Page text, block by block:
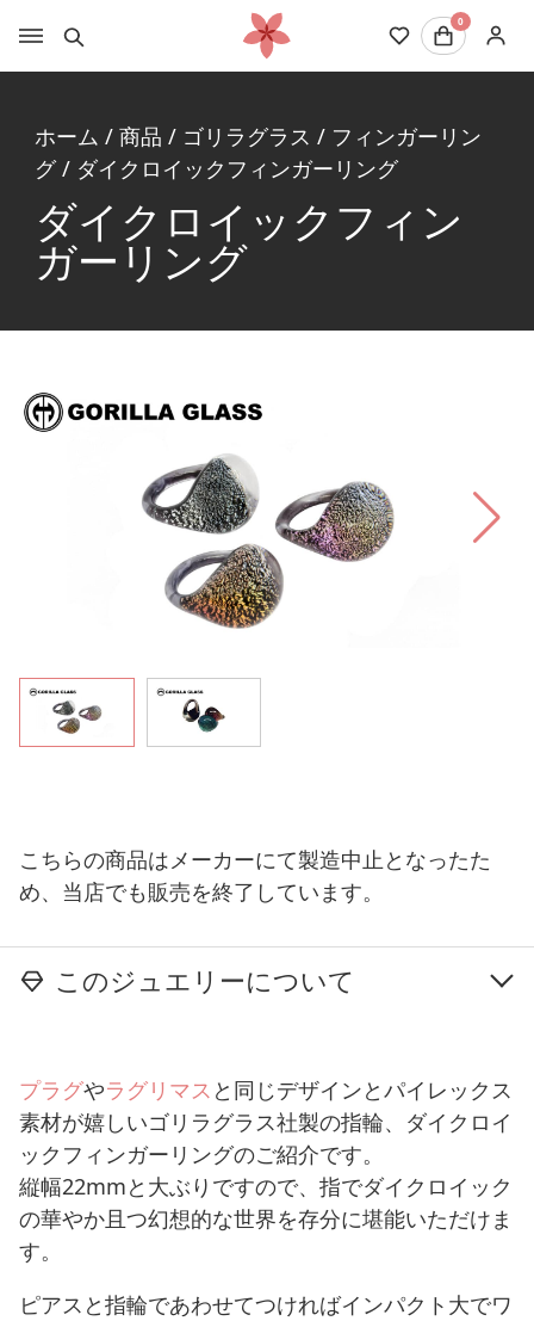
0
ホーム / 商品 / ゴリラグラス / フィンガーリン
グ/ ダイクロイックフィンガーリング
ダイクロイックフィン
ガーリング
こちらの商品はメーカーにて製造中止となったた
め、当店でも販売を終了しています。
このジュエリーについて
プラグやラグリマス と同じデザインとパイレックス
素材が嬉しいゴリラグラス社製の指輪、ダイクロイ
ックフィンガーリングのご紹介です。
縦幅22mmと大ぶりですので、指でダイクロイック
の華やか且つ幻想的な世界を存分に堪能いただけま
す。
ピアスと指輪であわせてつければインパクト大でワ